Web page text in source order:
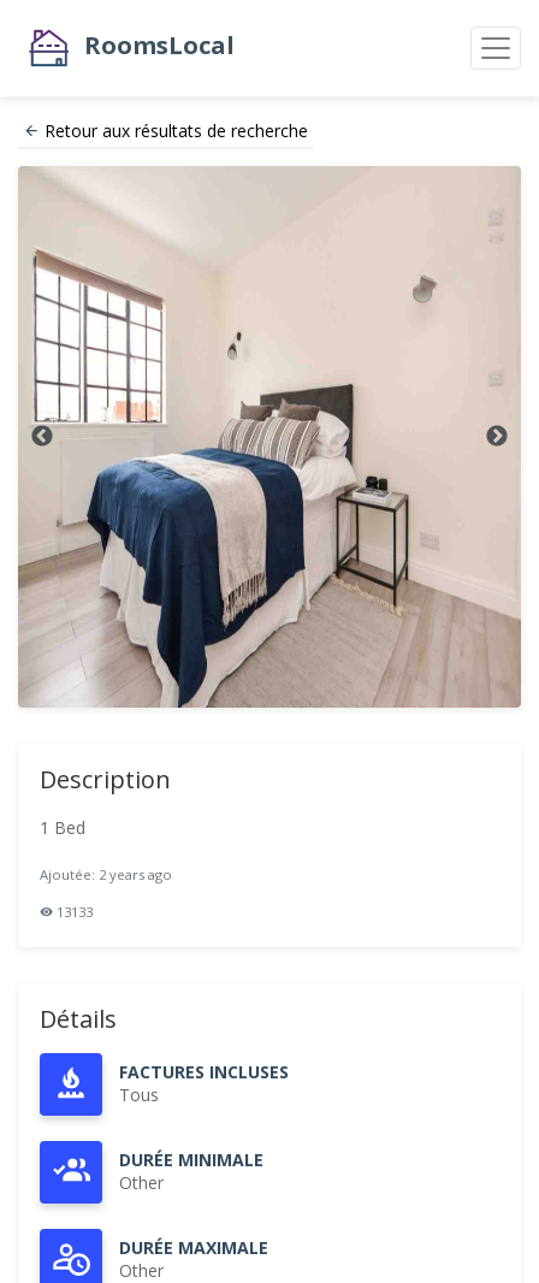
RoomsLocal
Retour aux résultats de recherche
Description
1 Bed
Ajoutée: 2 years ago
13133
Détails
FACTURES INCLUSES
Tous
DURÉE MINIMALE
Other
DURÉE MAXIMALE
Other